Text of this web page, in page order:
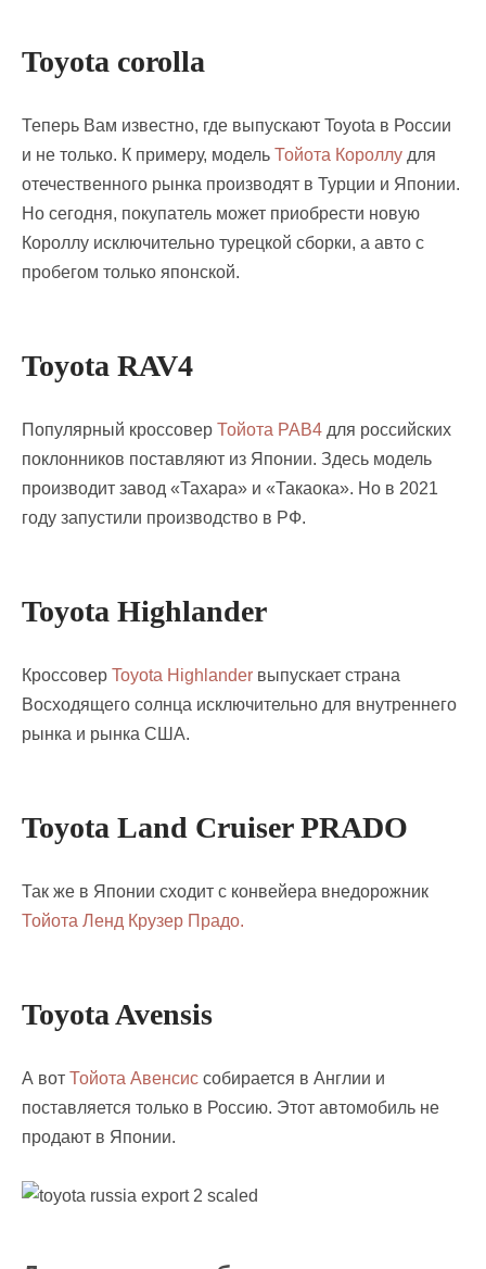
Toyota corolla
Теперь Вам известно, где выпускают Toyota в России
и не только. К примеру, модель Тойота Короллу для
отечественного рынка производят в Турции и Японии.
Но сегодня, покупатель может приобрести новую
Короллу исключительно турецкой сборки, а авто с
пробегом только японской.
Toyota RAV4
Популярный кроссовер Тойота РАВ4 для российских
поклонников поставляют из Японии. Здесь модель
производит завод «Тахара» и «Такаока». Но в 2021
году запустили производство в РФ.
Toyota Highlander
Кроссовер Toyota Highlander выпускает страна
Восходящего солнца исключительно для внутреннего
рынка и рынка США.
Toyota Land Cruiser PRADO
Так же в Японии сходит с конвейера внедорожник
Тойота Ленд Крузер Прадо.
Toyota Avensis
А вот Тойота Авенсис собирается в Англии и
поставляется только в Россию. Этот автомобиль не
продают в Японии.